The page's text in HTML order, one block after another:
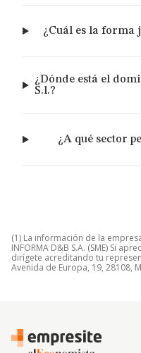
¿Cuál es la forma
¿Dónde está el
S.l.?
¿A qué sector
(1) La información de la
INFORMA D&B S.A. (SME) Si
dirígete acreditando tu
Avenida de Europa, 19, 28108,